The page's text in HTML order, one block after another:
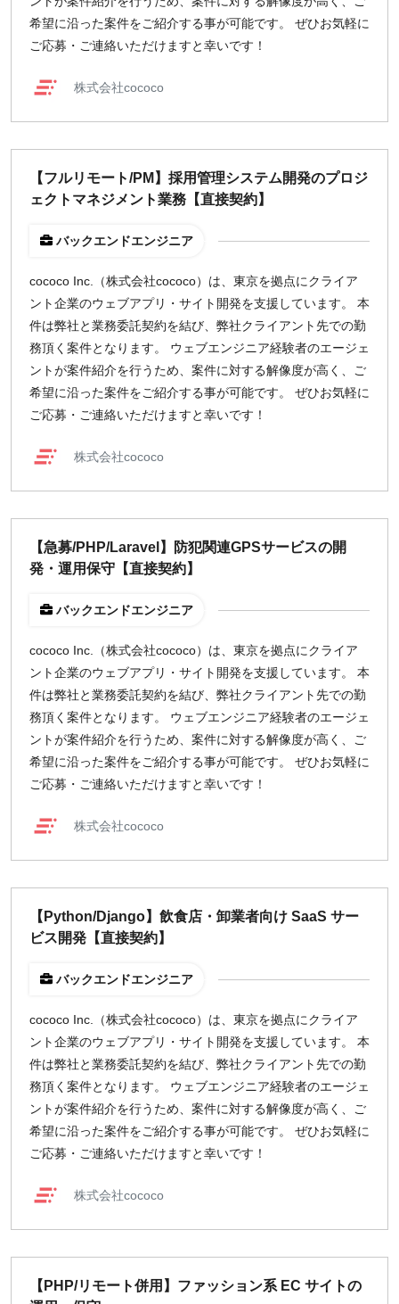
希望に沿った案件をご紹介する事が可能です。 ぜひお気軽に
ご応募・ご連絡いただけますと幸いです！
株式会社cococo
【フルリモート/PM】採用管理システム開発のプロジ
ェクトマネジメント業務【直接契約】
バックエンドエンジニア
cococo Inc.（株式会社cococo）は、東京を拠点にクライア
ント企業のウェブアプリ・サイト開発を支援しています。 本
件は弊社と業務委託契約を結び、弊社クライアント先での勤
務頂く案件となります。 ウェブエンジニア経験者のエージェ
ントが案件紹介を行うため、案件に対する解像度が高く、ご
希望に沿った案件をご紹介する事が可能です。 ぜひお気軽に
ご応募・ご連絡いただけますと幸いです！
株式会社cococo
【急募/PHP/Laravel】防犯関連GPSサービスの開
発・運用保守【直接契約】
バックエンドエンジニア
cococo Inc.（株式会社cococo）は、東京を拠点にクライア
ント企業のウェブアプリ・サイト開発を支援しています。 本
件は弊社と業務委託契約を結び、弊社クライアント先での勤
務頂く案件となります。 ウェブエンジニア経験者のエージェ
ントが案件紹介を行うため、案件に対する解像度が高く、ご
希望に沿った案件をご紹介する事が可能です。 ぜひお気軽に
ご応募・ご連絡いただけますと幸いです！
株式会社cococo
【Python/Django】飲食店・卸業者向け SaaS サー
ビス開発【直接契約】
バックエンドエンジニア
cococo Inc.（株式会社cococo）は、東京を拠点にクライア
ント企業のウェブアプリ・サイト開発を支援しています。 本
件は弊社と業務委託契約を結び、弊社クライアント先での勤
務頂く案件となります。 ウェブエンジニア経験者のエージェ
ントが案件紹介を行うため、案件に対する解像度が高く、ご
希望に沿った案件をご紹介する事が可能です。 ぜひお気軽に
ご応募・ご連絡いただけますと幸いです！
株式会社cococo
【PHP/リモート併用】ファッション系 EC サイトの